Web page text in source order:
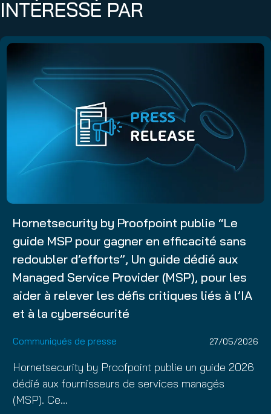
INTÉRESSÉ PAR
Hornetsecurity by Proofpoint publie “Le
guide MSP pour gagner en efficacité sans
redoubler d’efforts”, Un guide dédié aux
Managed Service Provider (MSP), pour les
aider à relever les défis critiques liés à l’IA
et à la cybersécurité
Communiqués de presse 27/05/2026
Hornetsecurity by Proofpoint publie un guide 2026
dédié aux fournisseurs de services managés
(MSP). Ce…